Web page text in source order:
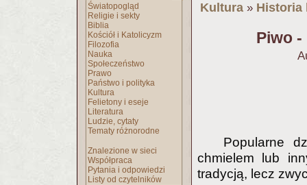
Światopogląd
Religie i sekty
Biblia
Kościół i Katolicyzm
Filozofia
Nauka
Społeczeństwo
Prawo
Państwo i polityka
Kultura
Felietony i eseje
Literatura
Ludzie, cytaty
Tematy różnorodne
Znalezione w sieci
Współpraca
Pytania i odpowiedzi
Listy od czytelników
Kultura » Historia
Piwo
Popularne
chmielem lub
tradycją, lecz